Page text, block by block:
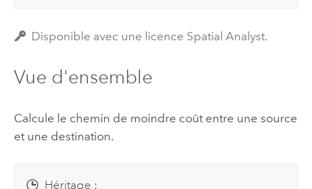
Disponible avec une licence Spatial Analyst.
Vue d'ensemble
Calcule le chemin de moindre coût entre une source
et une destination.
Héritage :